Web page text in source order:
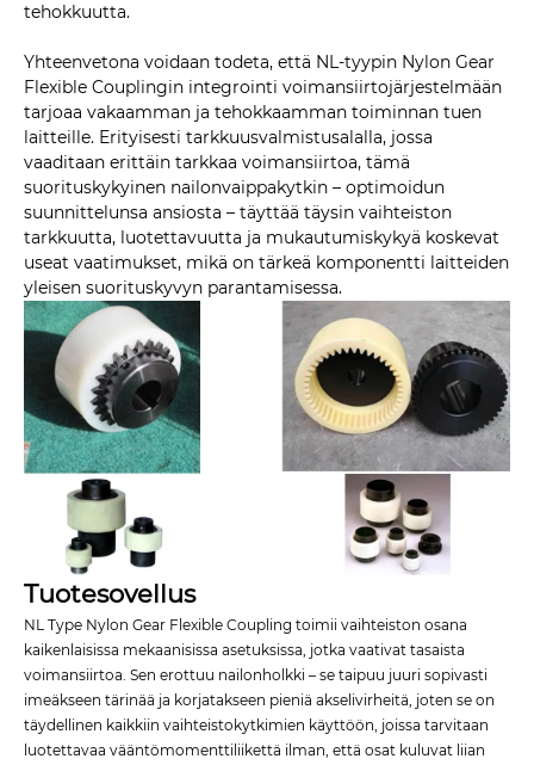
tehokkuutta.
Yhteenvetona voidaan todeta, että NL-tyypin Nylon Gear
Flexible Couplingin integrointi voimansiirtojärjestelmään
tarjoaa vakaamman ja tehokkaamman toiminnan tuen
laitteille. Erityisesti tarkkuusvalmistusalalla, jossa
vaaditaan erittäin tarkkaa voimansiirtoa, tämä
suorituskykyinen nailonvaippakytkin – optimoidun
suunnittelunsa ansiosta – täyttää täysin vaihteiston
tarkkuutta, luotettavuutta ja mukautumiskykyä koskevat
useat vaatimukset, mikä on tärkeä komponentti laitteiden
yleisen suorituskyvyn parantamisessa.
Tuotesovellus
NL Type Nylon Gear Flexible Coupling toimii vaihteiston osana
kaikenlaisissa mekaanisissa asetuksissa, jotka vaativat tasaista
voimansiirtoa. Sen erottuu nailonholkki – se taipuu juuri sopivasti
imeäkseen tärinää ja korjatakseen pieniä akselivirheitä, joten se on
täydellinen kaikkiin vaihteistokytkimien käyttöön, joissa tarvitaan
luotettavaa vääntömomenttiliikettä ilman, että osat kuluvat liian